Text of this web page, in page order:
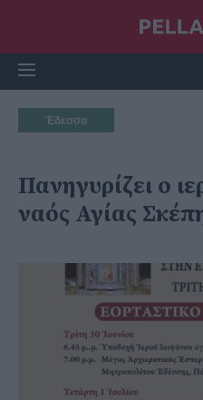
Έδεσσα
Πανηγυρίζει ο
ναός Αγίας